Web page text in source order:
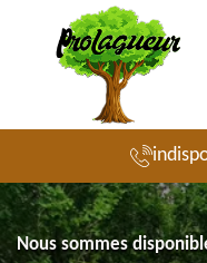
Nous sommes